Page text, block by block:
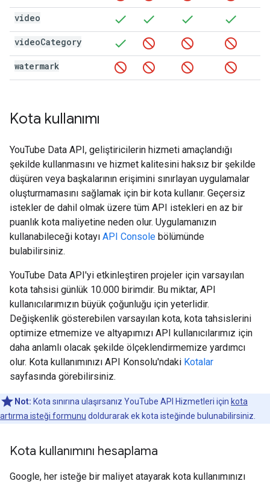
video
videoCategory
watermark
Kota kullanımı
YouTube Data API, geliştiricilerin hizmeti amaçlandığı
şekilde kullanmasını ve hizmet kalitesini haksız bir şekilde
düşüren veya başkalarının erişimini sınırlayan uygulamalar
oluşturmamasını sağlamak için bir kota kullanır. Geçersiz
istekler de dahil olmak üzere tüm API istekleri en az bir
puanlık kota maliyetine neden olur. Uygulamanızın
kullanabileceği kotayı API Console bölümünde
bulabilirsiniz.
YouTube Data API'yi etkinleştiren projeler için varsayılan
kota tahsisi günlük 10.000 birimdir. Bu miktar, API
kullanıcılarımızın büyük çoğunluğu için yeterlidir.
Değişkenlik gösterebilen varsayılan kota, kota tahsislerini
optimize etmemize ve altyapımızı API kullanıcılarımız için
daha anlamlı olacak şekilde ölçeklendirmemize yardımcı
olur. Kota kullanımınızı API Konsolu'ndaki Kotalar
sayfasında görebilirsiniz.
Not: Kota sınırına ulaşırsanız YouTube API Hizmetleri için kota
artırma isteği formunu doldurarak ek kota isteğinde bulunabilirsiniz.
Kota kullanımını hesaplama
Google, her isteğe bir maliyet atayarak kota kullanımınızı